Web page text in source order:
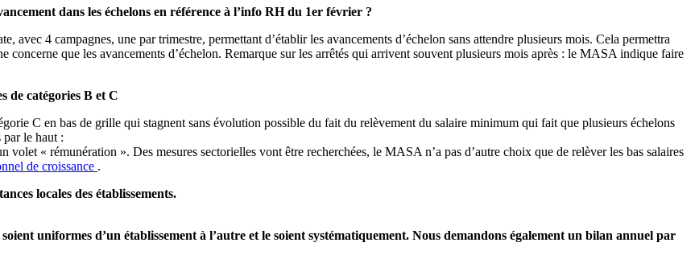
dans les échelons en référence à l’info RH du 1er février ?
avec 4 campagnes, une par trimestre, permettant d’établir les avancements d’échelon sans attendre plusieurs mois. Cela permettra
concerne que les avancements d’échelon. Remarque sur les arrêtés qui arrivent souvent plusieurs mois après : le MASA indique faire
de catégories B et C
C en bas de grille qui stagnent sans évolution possible du fait du relèvement du salaire minimum qui fait que plusieurs échelons
par le haut :
« rémunération ». Des mesures sectorielles vont être recherchées, le MASA n’a pas d’autre choix que de relèver les bas salaires
de croissance .
locales des établissements.
uniformes d’un établissement à l’autre et le soient systématiquement. Nous demandons également un bilan annuel par